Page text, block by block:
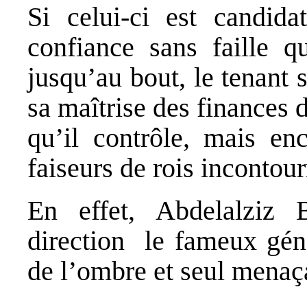
Si celui-ci est
confiance sans faille
jusqu’au bout, le tenant
sa maîtrise des finances
qu’il contrôle, mais
faiseurs de rois
En effet, Abdelalziz
direction le fameux
de l’ombre et seul